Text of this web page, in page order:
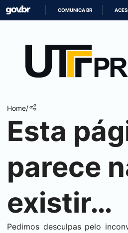
COMUNICA BR
Home/
Esta
parece
existir…
Pedimos desculpas pelo